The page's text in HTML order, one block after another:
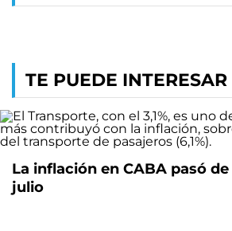
TE PUEDE INTERESAR
La inflación en CABA pasó de
julio